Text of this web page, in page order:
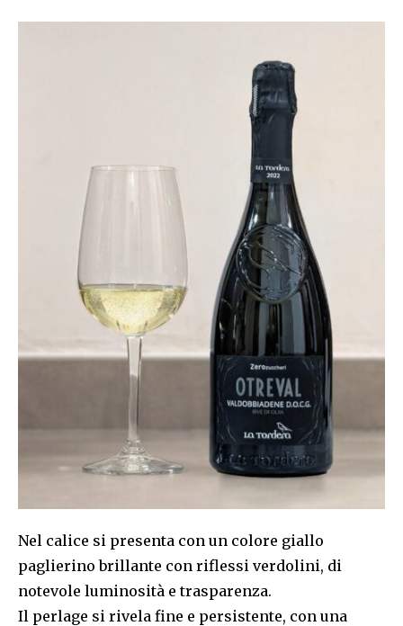
Nel calice si presenta con un colore giallo
paglierino brillante con riflessi verdolini, di
notevole luminosità e trasparenza.
Il perlage si rivela fine e persistente, con una